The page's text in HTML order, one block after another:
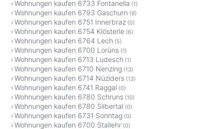
Wohnungen kaufen 6733 Fontanella (1)
Wohnungen kaufen 6793 Gaschurn (9)
Wohnungen kaufen 6751 Innerbraz (0)
Wohnungen kaufen 6754 Klösterle (6)
Wohnungen kaufen 6764 Lech (5)
Wohnungen kaufen 6700 Lorüns (1)
Wohnungen kaufen 6713 Ludesch (1)
Wohnungen kaufen 6710 Nenzing (13)
Wohnungen kaufen 6714 Nüziders (13)
Wohnungen kaufen 6741 Raggal (0)
Wohnungen kaufen 6780 Schruns (10)
Wohnungen kaufen 6780 Silbertal (0)
Wohnungen kaufen 6731 Sonntag (0)
Wohnungen kaufen 6700 Stallehr (0)